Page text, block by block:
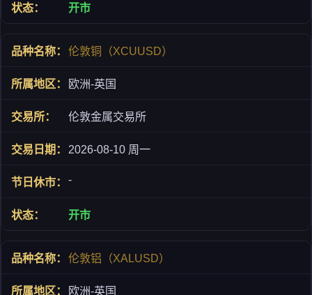
开市
伦敦铜（XCUUSD）
欧洲-英国
伦敦金属交易所
2026-08-10 周一
-
开市
伦敦铝（XALUSD）
欧洲-英国